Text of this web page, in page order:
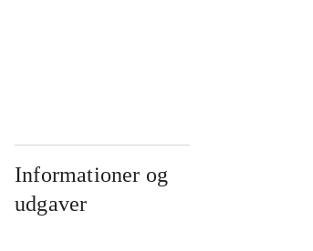
Informationer og
udgaver